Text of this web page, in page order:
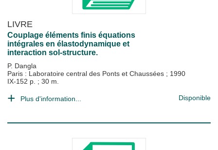
LIVRE
Couplage éléments finis équations
intégrales en élastodynamique et
interaction sol-structure.
P. Dangla
Paris : Laboratoire central des Ponts et Chaussées ; 1990
IX-152 p. ; 30 m.
Plus d'information... Disponible